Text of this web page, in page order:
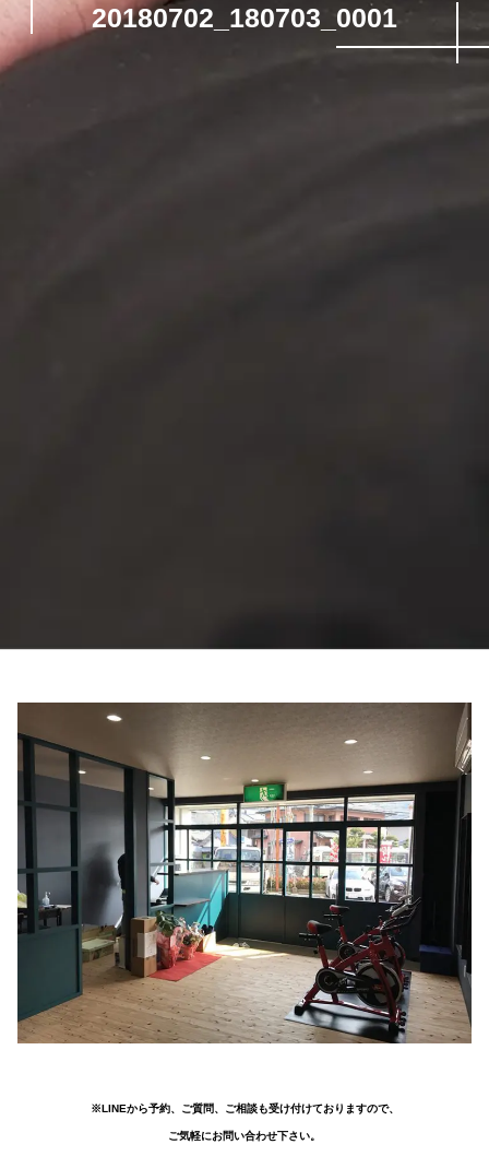
20180702_180703_0001
※LINEから予約、ご質問、ご相談も受け付けておりますので、
ご気軽にお問い合わせ下さい。